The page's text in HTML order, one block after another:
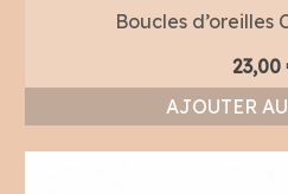
Boucles d’oreilles
23,00
AJOUTER